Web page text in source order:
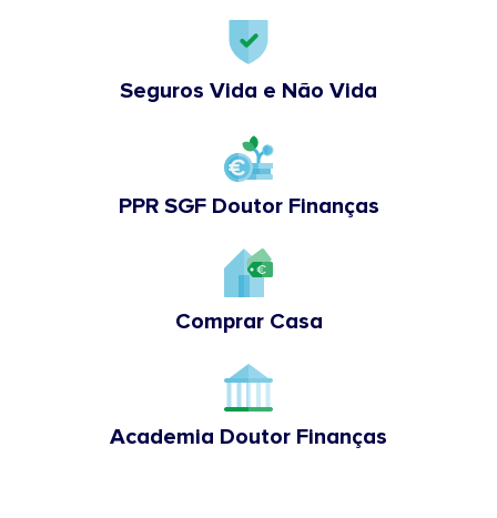
Seguros Vida e Não Vida
PPR SGF Doutor Finanças
Comprar Casa
Academia Doutor Finanças